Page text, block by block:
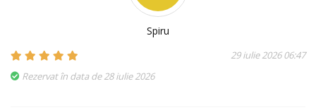
Spiru
29 iulie 2026 06:47
Rezervat în data de 28 iulie 2026